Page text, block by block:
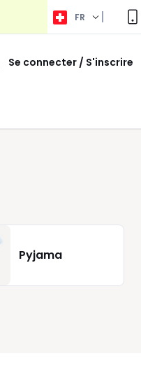
FR
Se connecter / S'inscrire
Bienvenue
Pyjama